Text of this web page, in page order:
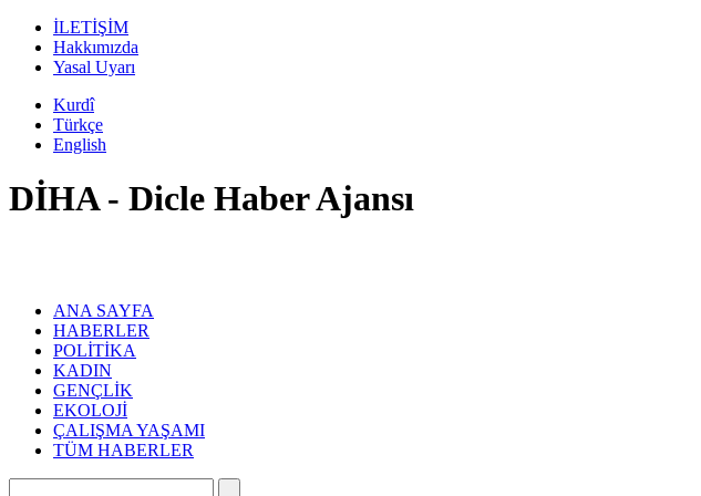
İLETİŞİM
Hakkımızda
Yasal Uyarı
Kurdî
Türkçe
English
DİHA - Dicle Haber Ajansı
ANA SAYFA
HABERLER
POLİTİKA
KADIN
GENÇLİK
EKOLOJİ
ÇALIŞMA YAŞAMI
TÜM HABERLER